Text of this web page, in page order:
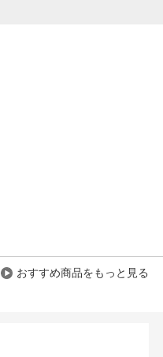
おすすめ商品をもっと見る